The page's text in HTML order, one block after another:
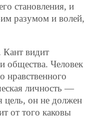
становления, и
разумом и волей,
Кант видит
общества. Человек
нравственного
личность —
цель, он не должен
от того каковы